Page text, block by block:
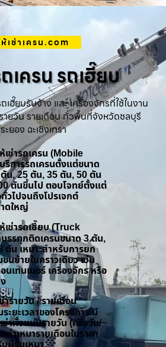
ห้เช่าเครน.com
เครน รถเฮี๊ยบ
เฮี๊ยบรับจ้าง และ เครื่องจักรที่ใช้ในงาน
ยวัน รายเดือน ทั่วพื้นที่จังหวัดชลบุรี
ระยอง ฉะเชิงเทรา
เช่ารถเครน (Mobile
ริการรถเครนตั้งแต่ขนาด
น, 25 ตัน, 35 ตัน, 50 ตัน
ตันขึ้นไป ตอบโจทย์ตั้งแต่
วไปจนถึงโปรเจกต์
ดใหญ่
เช่ารถเฮี๊ยบ (Truck
รรทุกติดเครนขนาด 3 ตัน,
ตัน เหมาะสำหรับการยก
นย้ายในคราวเดียว เช่น
นเทนเนอร์ เครื่องจักร หรือ
ารายวัน / รายเดือน
ะยะเวลาของโครงการ มี
ช่าทั้งแบบรายวัน (ครึ่งวัน/
ช่าเหมารายเดือนในราคา